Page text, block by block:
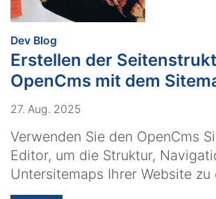
Dev Blog
Erstellen der
OpenCms mit dem
27. Aug. 2025
Verwenden Sie den OpenCms
Editor, um die Struktur,
Untersitemaps Ihrer Website zu